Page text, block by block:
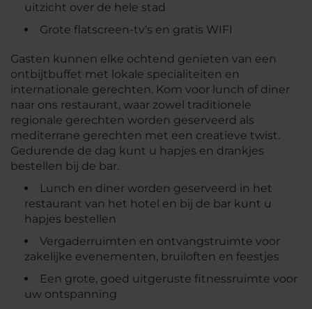
uitzicht over de hele stad
Grote flatscreen-tv's en gratis WIFI
Gasten kunnen elke ochtend genieten van een
ontbijtbuffet met lokale specialiteiten en
internationale gerechten. Kom voor lunch of diner
naar ons restaurant, waar zowel traditionele
regionale gerechten worden geserveerd als
mediterrane gerechten met een creatieve twist.
Gedurende de dag kunt u hapjes en drankjes
bestellen bij de bar.
Lunch en diner worden geserveerd in het
restaurant van het hotel en bij de bar kunt u
hapjes bestellen
Vergaderruimten en ontvangstruimte voor
zakelijke evenementen, bruiloften en feestjes
Een grote, goed uitgeruste fitnessruimte voor
uw ontspanning